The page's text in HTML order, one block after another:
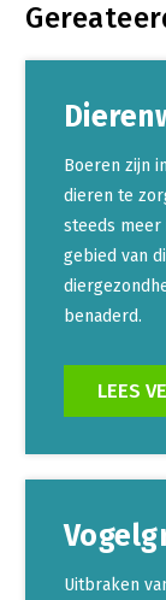
Boeren zijn
dieren te
steeds meer
gebied van
benaderd.
LEES
Uitbraken